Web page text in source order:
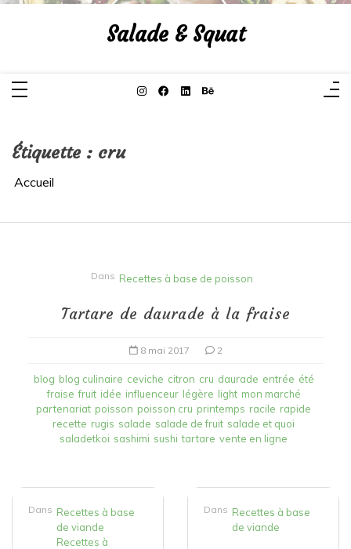
Aller
Salade & Squat
Étiquette : cru
Accueil
Dans Recettes à base de poisson
Tartare de daurade à la fraise
8 mai 2017 2
blog blog culinaire ceviche citron cru daurade entrée été
fraise fruit idée influenceur légère light mon marché
partenariat poisson poisson cru printemps racile rapide
recette rugis salade salade de fruit salade et quoi
saladetkoi sashimi sushi tartare vente en ligne
Dans Recettes à base
de viande
Recettes à
Dans Recettes à base
de viande